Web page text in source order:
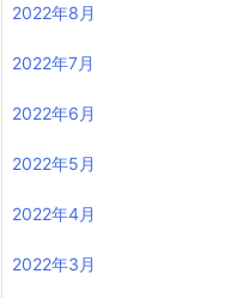
2022年8月
2022年7月
2022年6月
2022年5月
2022年4月
2022年3月